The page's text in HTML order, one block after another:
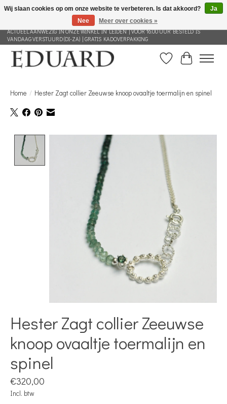
GRATIS VERZENDING NEDERLAND VANAF 100 EURO | ALLES IN DEZE WEBSHOP IS
ACTUEEL AANWEZIG IN ONZE WINKEL IN LEIDEN | VOOR 16.00 UUR BESTELD IS
VANDAAG VERSTUURD (DI-ZA) | GRATIS KADOVERPAKKING
Verlanglijst
Home / Hester Zagt collier Zeeuwse knoop ovaaltje toermalijn en spinel
Product image slideshow Items
Hester Zagt collier Zeeuwse
knoop ovaaltje toermalijn en
spinel
€320,00
Incl. btw
Wij slaan cookies op om onze website te verbeteren. Is dat akkoord?
Ja
Nee
Meer over cookies »